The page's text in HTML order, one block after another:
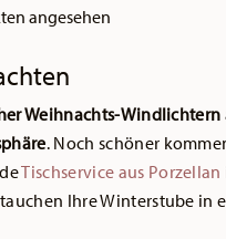
angesehen
Weihnachts-Windlichtern
. Noch schöner
Tischservice aus Porzellan
tauchen Ihre Winterstube in